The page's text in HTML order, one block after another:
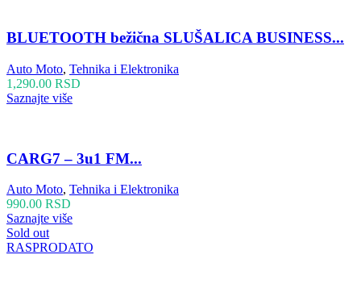
BLUETOOTH bežična SLUŠALICA BUSINESS...
Auto Moto, Tehnika i Elektronika
1,290.00 RSD
Saznajte više
CARG7 – 3u1 FM...
Auto Moto, Tehnika i Elektronika
990.00 RSD
Saznajte više
Sold out
RASPRODATO